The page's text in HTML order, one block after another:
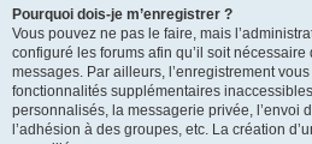
Pourquoi dois-je m’enregistrer ?
Vous pouvez ne pas le faire, mais
configuré les forums afin qu’il soit
messages. Par ailleurs, l’enregistrement
fonctionnalités supplémentaires
personnalisés, la messagerie privée, l’envoi
l’adhésion à des groupes, etc. La création